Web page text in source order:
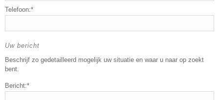
Telefoon:*
Uw bericht
Beschrijf zo gedetailleerd mogelijk uw situatie en waar u naar op zoekt
bent.
Bericht:*